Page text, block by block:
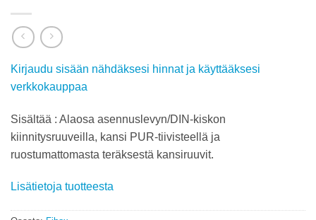
Kirjaudu sisään nähdäksesi hinnat ja käyttääksesi
verkkokauppaa
Sisältää : Alaosa asennuslevyn/DIN-kiskon
kiinnitysruuveilla, kansi PUR-tiivisteellä ja
ruostumattomasta teräksestä kansiruuvit.
Lisätietoja tuotteesta